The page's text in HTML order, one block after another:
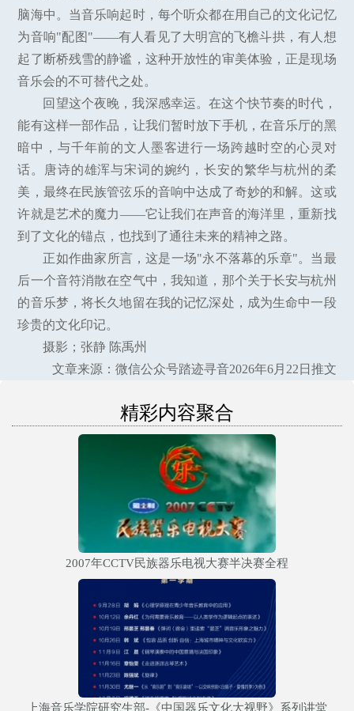
脑海中。当音乐响起时，每个听众都在用自己的文化记忆
为音响"配图"——有人看见了大明宫的飞檐斗拱，有人想
起了断桥残雪的静谧，这种开放性的审美体验，正是现场
音乐会的不可替代之处。
回望这个夜晚，我深感幸运。在这个快节奏的时代，
能有这样一部作品，让我们暂时放下手机，在音乐厅的黑
暗中，与千年前的文人墨客进行一场跨越时空的心灵对
话。唐诗的雄浑与宋词的婉约，长安的繁华与杭州的柔
美，最终在民族管弦乐的音响中达成了奇妙的和解。这或
许就是艺术的魔力——它让我们在声音的海洋里，重新找
到了文化的锚点，也找到了通往未来的精神之路。
正如作曲家所言，这是一场"永不落幕的乐章"。当最
后一个音符消散在空气中，我知道，那个关于长安与杭州
的音乐梦，将长久地留在我的记忆深处，成为生命中一段
珍贵的文化印记。
摄影；张静 陈禹州
文章来源：微信公众号踏迹寻音2026年6月22日推文
精彩内容聚合
2007年CCTV民族器乐电视大赛半决赛全程
上海音乐学院研究生部-《中国器乐文化大视野》系列讲堂